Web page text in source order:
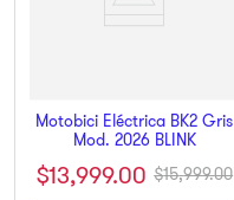
Motobici Eléctrica BK2 Gris
Mod. 2026 BLINK
$13,999.00 $15,999.00